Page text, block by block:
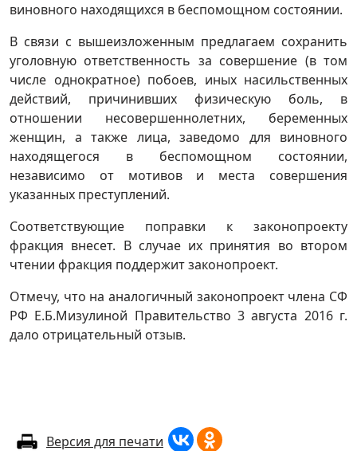
виновного находящихся в беспомощном состоянии.
В связи с вышеизложенным предлагаем сохранить
уголовную ответственность за совершение (в том
числе однократное) побоев, иных насильственных
действий, причинивших физическую боль, в
отношении несовершеннолетних, беременных
женщин, а также лица, заведомо для виновного
находящегося в беспомощном состоянии,
независимо от мотивов и места совершения
указанных преступлений.
Соответствующие поправки к законопроекту
фракция внесет. В случае их принятия во втором
чтении фракция поддержит законопроект.
Отмечу, что на аналогичный законопроект члена СФ
РФ Е.Б.Мизулиной Правительство 3 августа 2016 г.
дало отрицательный отзыв.
Версия для печати